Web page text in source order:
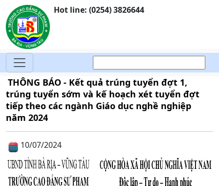
Hot line: (0254) 3826644
THÔNG BÁO - Kết quả trúng tuyển đợt 1,
trúng tuyển sớm và kế hoạch xét tuyển đợt
tiếp theo các ngành Giáo dục nghề nghiệp
năm 2024
10/07/2024